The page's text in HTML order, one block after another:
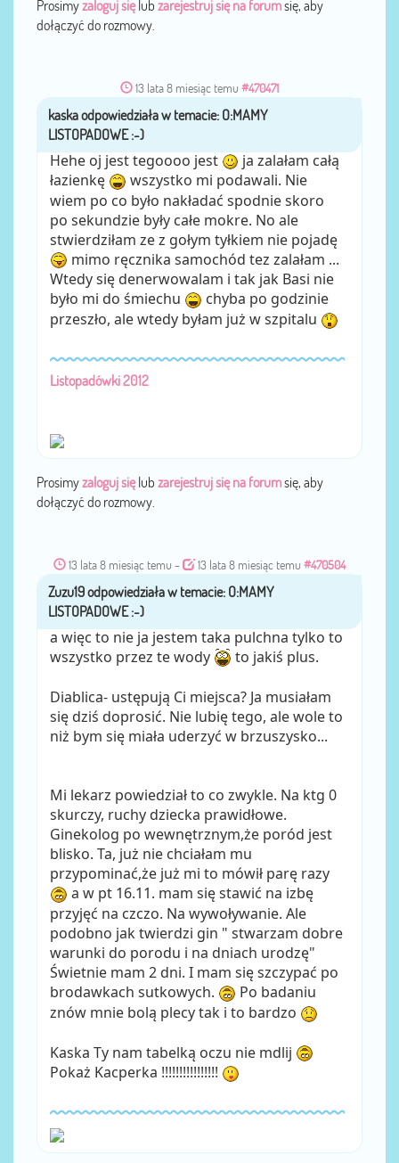
Prosimyzaloguj sięlub zarejestruj się na forumsię, aby
dołączyć do rozmowy.
13 lata 8 miesiąc temu #470471
przezkaska
Hehe oj jest tegoooo jest
ja zalałam całą
łazienkę
wszystko mi podawali. Nie
wiem po co było nakładać spodnie skoro
po sekundzie były całe mokre. No ale
stwierdziłam ze z gołym tyłkiem nie pojadę
mimo ręcznika samochód tez zalałam ...
Wtedy się denerwowalam i tak jak Basi nie
było mi do śmiechu
chyba po godzinie
przeszło, ale wtedy byłam już w szpitalu
Listopadówki 2012
Prosimyzaloguj sięlub zarejestruj się na forumsię, aby
dołączyć do rozmowy.
13 lata 8 miesiąc temu - 13 lata 8 miesiąc temu #470504
przezZuzu19
a więc to nie ja jestem taka pulchna tylko to
wszystko przez te wody
to jakiś plus.
Diablica- ustępują Ci miejsca? Ja musiałam
się dziś doprosić. Nie lubię tego, ale wole to
niż bym się miała uderzyć w brzuszysko...
Mi lekarz powiedział to co zwykle. Na ktg 0
skurczy, ruchy dziecka prawidłowe.
Ginekolog po wewnętrznym,że poród jest
blisko. Ta, już nie chciałam mu
przypominać,że już mi to mówił parę razy
a w pt 16.11. mam się stawić na izbę
przyjęć na czczo. Na wywoływanie. Ale
podobno jak twierdzi gin " stwarzam dobre
warunki do porodu i na dniach urodzę"
Świetnie mam 2 dni. I mam się szczypać po
brodawkach sutkowych.
Po badaniu
znów mnie bolą plecy tak i to bardzo
Kaska Ty nam tabelką oczu nie mdlij
Pokaż Kacperka !!!!!!!!!!!!!!!!